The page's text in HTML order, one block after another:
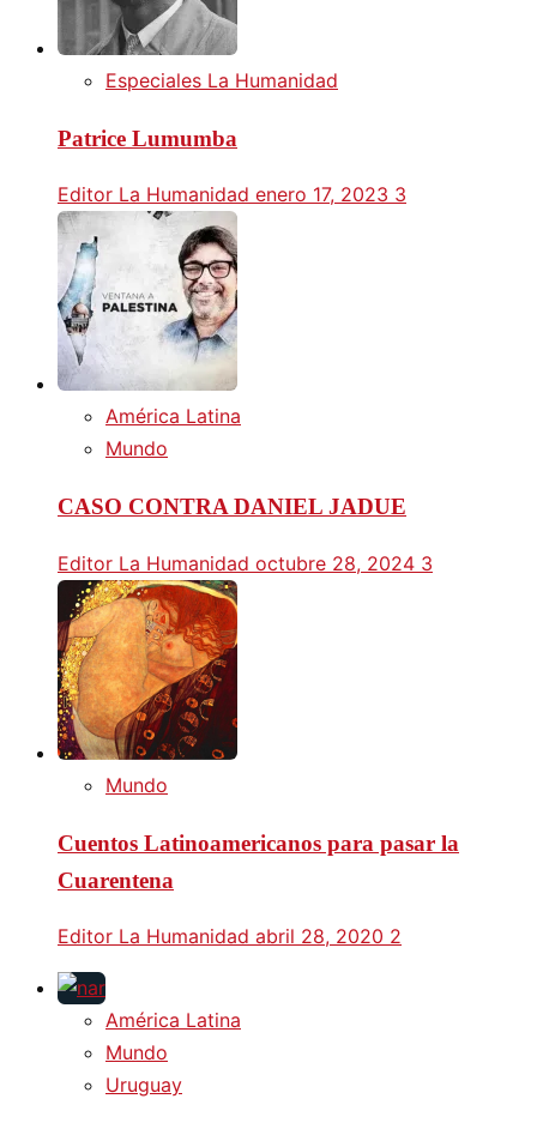
Especiales La Humanidad
Patrice Lumumba
Editor La Humanidad enero 17, 2023 3
América Latina
Mundo
CASO CONTRA DANIEL JADUE
Editor La Humanidad octubre 28, 2024 3
Mundo
Cuentos Latinoamericanos para pasar la
Cuarentena
Editor La Humanidad abril 28, 2020 2
América Latina
Mundo
Uruguay